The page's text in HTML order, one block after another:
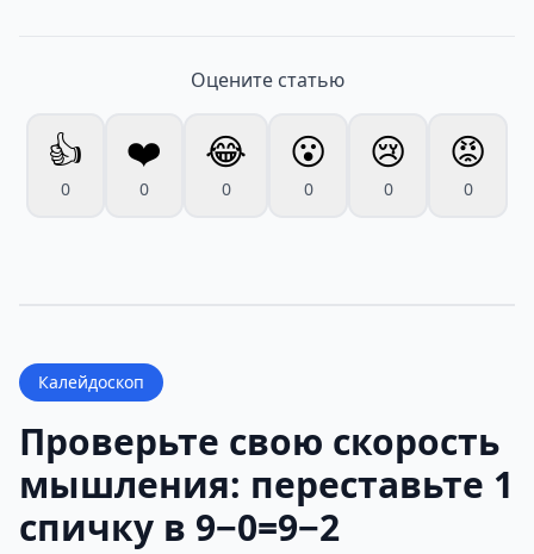
Оцените статью
👍
0
❤️
0
😂
0
😮
0
😢
0
😡
0
Калейдоскоп
Проверьте свою скорость
мышления: переставьте 1
спичку в 9−0=9−2